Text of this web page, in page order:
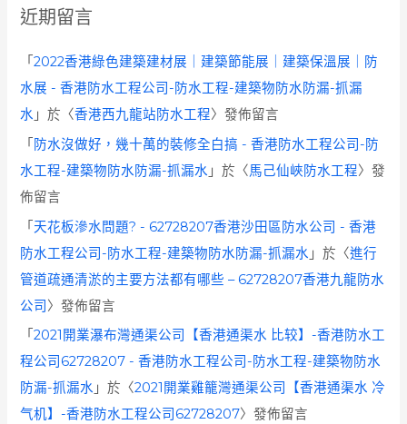
近期留言
「2022香港綠色建築建材展｜建築節能展｜建築保溫展｜防
水展 - 香港防水工程公司-防水工程-建築物防水防漏-抓漏
水 」於〈香港西九龍站防水工程〉發佈留言
「 防水沒做好，幾十萬的裝修全白搞 - 香港防水工程公司-防
水工程-建築物防水防漏-抓漏水 」於〈馬己仙峽防水工程〉發
佈留言
「 天花板滲水問題? - 62728207香港沙田區防水公司 - 香港
防水工程公司-防水工程-建築物防水防漏-抓漏水 」於〈進行
管道疏通清淤的主要方法都有哪些 – 62728207香港九龍防水
公司 〉發佈留言
「2021開業瀑布灣通渠公司【香港通渠水 比较】-香港防水工
程公司62728207 - 香港防水工程公司-防水工程-建築物防水
防漏-抓漏水 」於〈2021開業雞籠灣通渠公司【香港通渠水 冷
气机】-香港防水工程公司62728207〉發佈留言